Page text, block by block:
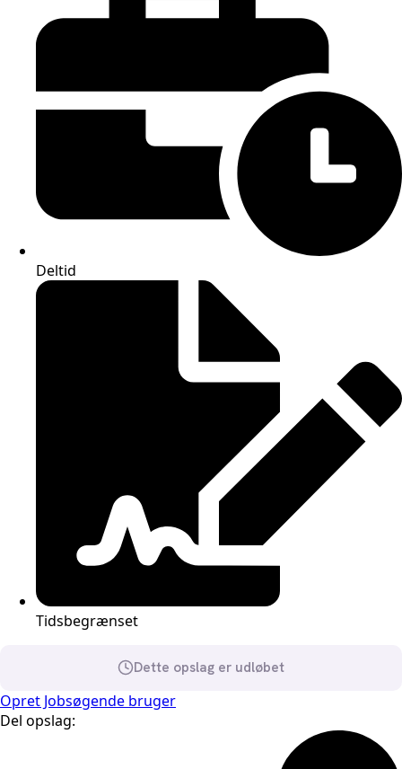
Deltid
Tidsbegrænset
Dette opslag er udløbet
Opret Jobsøgende bruger
Del opslag: